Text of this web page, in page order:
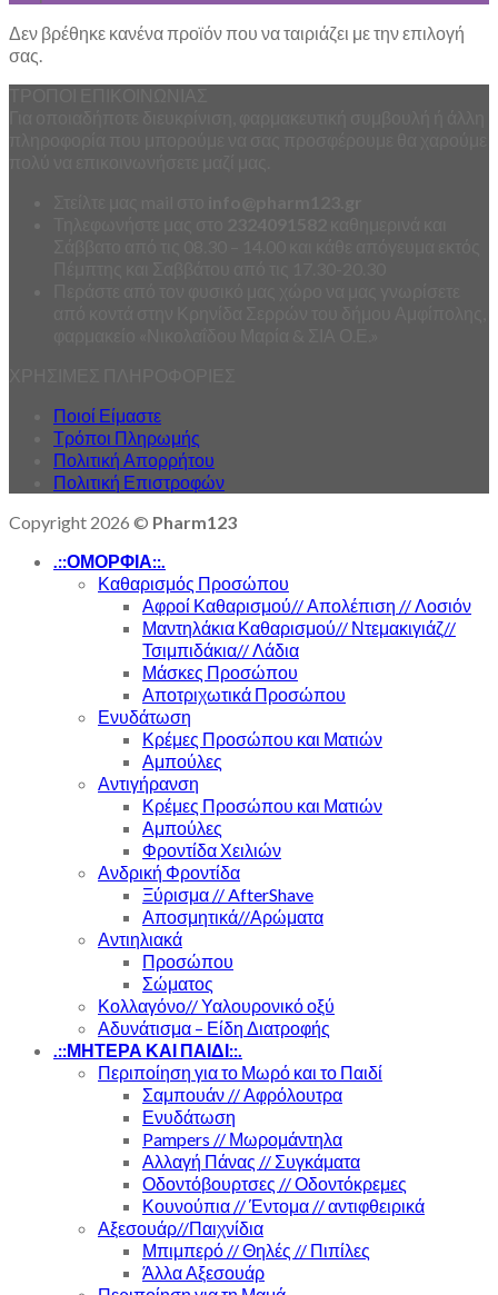
Δεν βρέθηκε κανένα προϊόν που να ταιριάζει με την επιλογή
σας.
Ποιοί Είμαστε
Τρόποι Πληρωμής
Πολιτική Απορρήτου
Πολιτική Επιστροφών
Copyright 2026 © Pharm123
.::ΟΜΟΡΦΙΑ::.
Καθαρισμός Προσώπου
Αφροί Καθαρισμού// Απολέπιση // Λοσιόν
Μαντηλάκια Καθαρισμού// Ντεμακιγιάζ//
Τσιμπιδάκια// Λάδια
Μάσκες Προσώπου
Αποτριχωτικά Προσώπου
Ενυδάτωση
Κρέμες Προσώπου και Ματιών
Αμπούλες
Αντιγήρανση
Κρέμες Προσώπου και Ματιών
Αμπούλες
Φροντίδα Χειλιών
Ανδρική Φροντίδα
Ξύρισμα // AfterShave
Αποσμητικά//Αρώματα
Αντιηλιακά
Προσώπου
Σώματος
Κολλαγόνο// Υαλουρονικό οξύ
Αδυνάτισμα – Είδη Διατροφής
.::ΜΗΤΕΡΑ ΚΑΙ ΠΑΙΔΙ::.
Περιποίηση για το Μωρό και το Παιδί
Σαμπουάν // Αφρόλουτρα
Ενυδάτωση
Pampers // Μωρομάντηλα
Αλλαγή Πάνας // Συγκάματα
Οδοντόβουρτσες // Οδοντόκρεμες
Κουνούπια // Έντομα // αντιφθειρικά
Αξεσουάρ//Παιχνίδια
Μπιμπερό // Θηλές // Πιπίλες
Άλλα Αξεσουάρ